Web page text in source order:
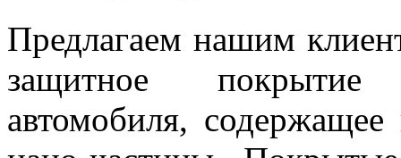
Предлагаем нашим
защитное
автомобиля, содержащее